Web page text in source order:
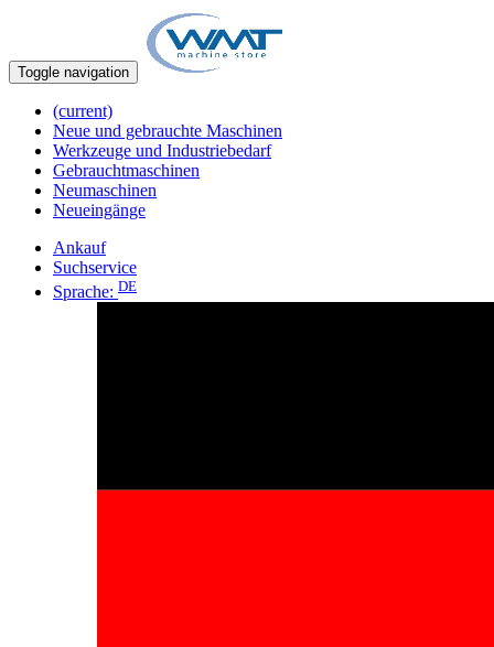
Toggle navigation
(current)
Neue und gebrauchte Maschinen
Werkzeuge und Industriebedarf
Gebrauchtmaschinen
Neumaschinen
Neueingänge
Ankauf
Suchservice
Sprache: DE